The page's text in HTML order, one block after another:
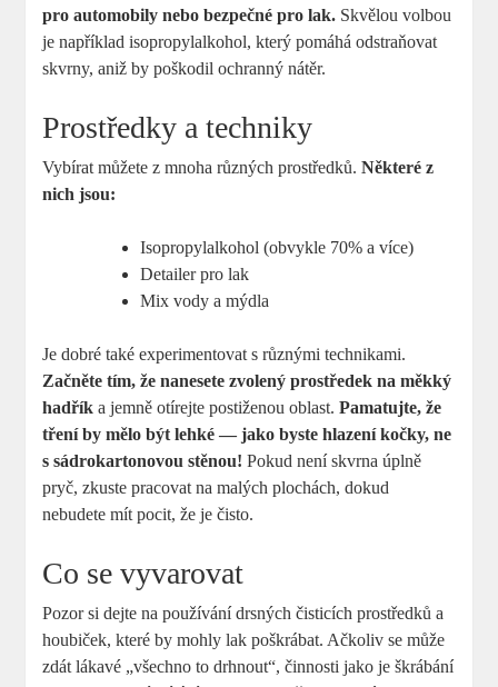
pro automobily nebo bezpečné pro lak. Skvělou volbou
je například isopropylalkohol, který pomáhá odstraňovat
skvrny, aniž by poškodil ochranný nátěr.
Prostředky a techniky
Vybírat můžete z mnoha různých prostředků.Některé z
nich jsou:
Isopropylalkohol (obvykle 70% a více)
Detailer pro lak
Mix vody a mýdla
Je dobré také experimentovat s různými technikami.
Začněte tím, že nanesete zvolený prostředek na měkký
hadřík a jemně otírejte postiženou oblast.Pamatujte, že
tření by mělo být lehké — jako byste hlazení kočky, ne
s sádrokartonovou stěnou! Pokud není skvrna úplně
pryč, zkuste pracovat na malých plochách, dokud
nebudete mít pocit, že je čisto.
Co se vyvarovat
Pozor si dejte na používání drsných čisticích prostředků a
houbiček, které by mohly lak poškrábat. Ačkoliv se může
zdát lákavé „všechno to drhnout“, činnosti jako je škrábání